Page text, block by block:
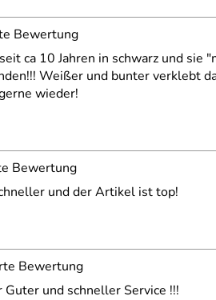
Bewertung
ca 10 Jahren in schwarz und sie
Weißer und bunter verklebt
wieder!
Bewertung
und der Artikel ist top!
Bewertung
und schneller Service !!!